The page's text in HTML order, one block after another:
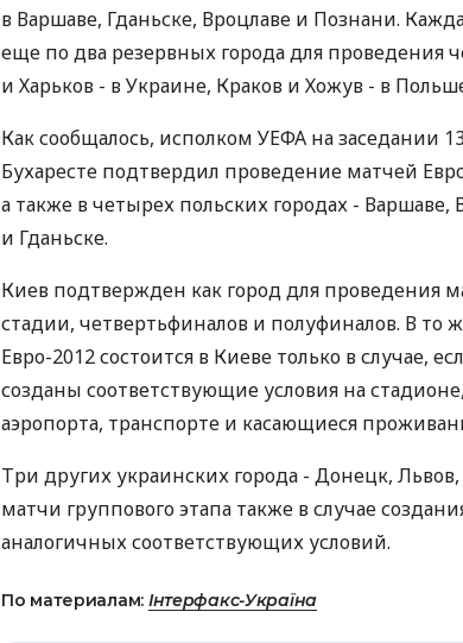
в Варшаве, Гданьске, Вроцлаве и Познани.
еще по два резервных города для проведения
и Харьков - в Украине, Краков и Хожув - в
Как сообщалось, исполком УЕФА на заседании
Бухаресте подтвердил проведение матчей
а также в четырех польских городах - Варшаве,
и Гданьске.
Киев подтвержден как город для проведения
стадии, четвертьфиналов и полуфиналов. В то
Евро-2012 состоится в Киеве только в случае,
созданы соответствующие условия на
аэропорта, транспорте и касающиеся
Три других украинских города - Донецк,
матчи группового этапа также в случае
аналогичных соответствующих условий.
По материалам: Інтерфакс-Україна